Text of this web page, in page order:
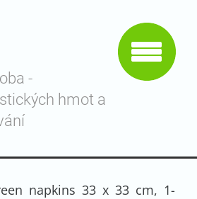
-
hmot a
napkins 33 x 33 cm, 1-